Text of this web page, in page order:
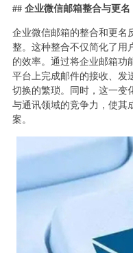
## 企业微信邮箱整合与更
企业微信邮箱的整合和更名
整。这种整合不仅简化了用
的效率。通过将企业邮箱功
平台上完成邮件的接收、发
切换的繁琐。同时，这一变
与通讯领域的竞争力，使其
案。